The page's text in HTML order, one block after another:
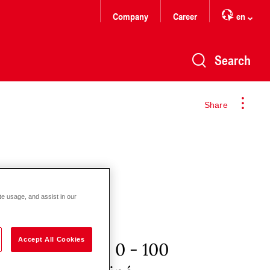
Company Career en
Search
Share
mzdy, + 0 - 100
usage, and assist in our
Accept All Cookies